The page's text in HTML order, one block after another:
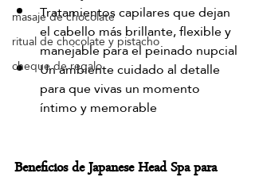
masaje de chocolate
ritual de chocolate y pistacho
cheque de regalo
Tratamientos capilares que dejan
el cabello más brillante, flexible y
manejable para el peinado nupcial
Un ambiente cuidado al detalle
para que vivas un momento
íntimo y memorable
Beneficios de Japanese Head Spa para